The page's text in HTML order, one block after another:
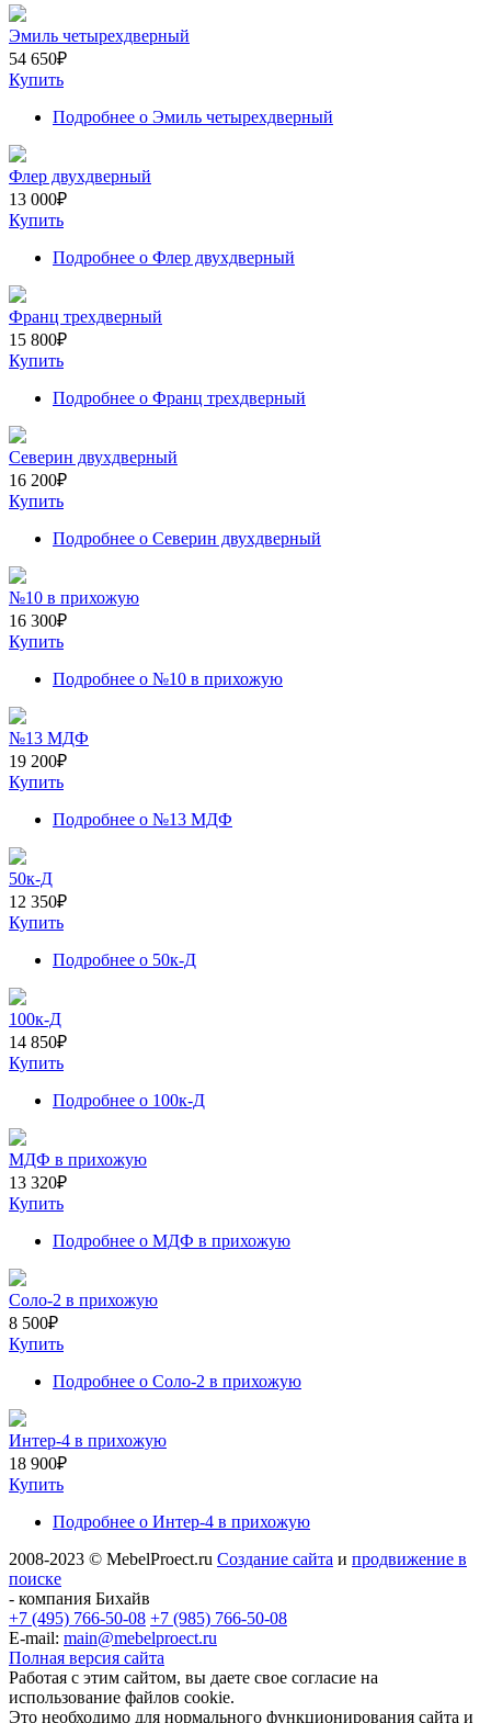
Эмиль четырехдверный
54 650₽
Купить
Подробнее о Эмиль четырехдверный
Флер двухдверный
13 000₽
Купить
Подробнее о Флер двухдверный
Франц трехдверный
15 800₽
Купить
Подробнее о Франц трехдверный
Северин двухдверный
16 200₽
Купить
Подробнее о Северин двухдверный
№10 в прихожую
16 300₽
Купить
Подробнее о №10 в прихожую
№13 МДФ
19 200₽
Купить
Подробнее о №13 МДФ
50к-Д
12 350₽
Купить
Подробнее о 50к-Д
100к-Д
14 850₽
Купить
Подробнее о 100к-Д
МДФ в прихожую
13 320₽
Купить
Подробнее о МДФ в прихожую
Соло-2 в прихожую
8 500₽
Купить
Подробнее о Соло-2 в прихожую
Интер-4 в прихожую
18 900₽
Купить
Подробнее о Интер-4 в прихожую
2008-2023 © MebelProect.ru Создание сайта и продвижение в
поиске
- компания Бихайв
+7 (495) 766-50-08 +7 (985) 766-50-08
E-mail: main@mebelproect.ru
Полная версия сайта
Работая с этим сайтом, вы даете свое согласие на
использование файлов cookie.
Это необходимо для нормального функционирования сайта и